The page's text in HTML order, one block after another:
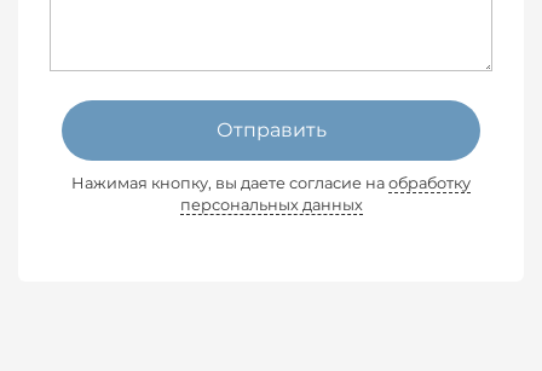
Отправить
Нажимая кнопку, вы даете согласие на обработку
персональных данных